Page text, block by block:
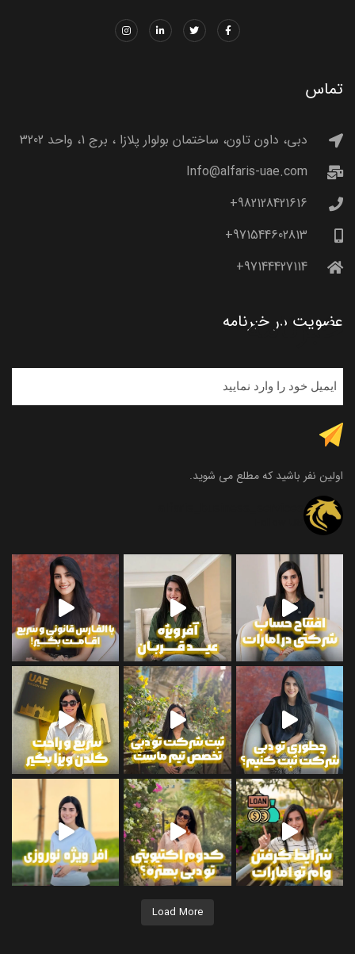
تماس
دبی، داون تاون، ساختمان بولوار پلازا ، برج 1، واحد 3202
Info@alfaris-uae.com
982128421616+
971544602813+
97144427114+
عضویت در خبرنامه
خبرنامه
اولین نفر باشید که مطلع می شوید.
اطلاعات بیشتر
Load More